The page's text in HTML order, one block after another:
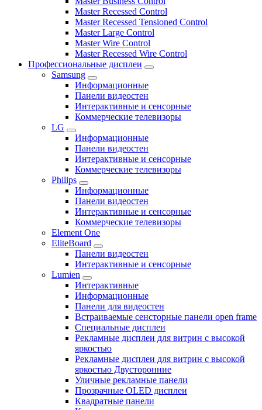
Master Recessed Control
Master Recessed Tensioned Control
Master Large Control
Master Wire Control
Master Recessed Wire Control
Профессиональные дисплеи
Samsung
Информационные
Панели видеостен
Интерактивные и сенсорные
Коммерческие телевизоры
LG
Информационные
Панели видеостен
Интерактивные и сенсорные
Коммерческие телевизоры
Philips
Информационные
Панели видеостен
Интерактивные и сенсорные
Коммерческие телевизоры
Element One
EliteBoard
Панели видеостен
Интерактивные и сенсорные
Lumien
Интерактивные
Информационные
Панели для видеостен
Встраиваемые сенсторные панели open frame
Специальные дисплеи
Рекламные дисплеи для витрин с высокой
яркостью
Рекламные дисплеи для витрин с высокой
яркостью Двусторонние
Уличные рекламные панели
Прозрачные OLED дисплеи
Квадратные панели